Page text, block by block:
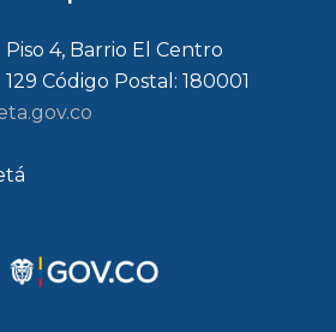
Piso 4, Barrio El Centro
Código Postal: 180001